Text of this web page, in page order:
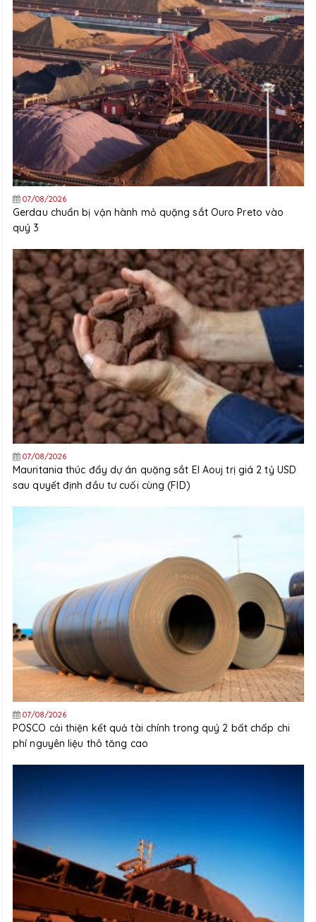
07/08/2026
Gerdau chuẩn bị vận hành mỏ quặng sắt Ouro Preto vào
quý 3
07/08/2026
Mauritania thúc đẩy dự án quặng sắt El Aouj trị giá 2 tỷ USD
sau quyết định đầu tư cuối cùng (FID)
07/08/2026
POSCO cải thiện kết quả tài chính trong quý 2 bất chấp chi
phí nguyên liệu thô tăng cao